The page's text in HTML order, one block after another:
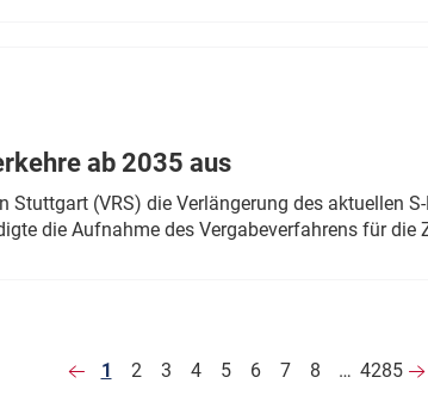
ab 2035 aus
Stuttgart (VRS) die Verlängerung des aktuellen
die Aufnahme des Vergabeverfahrens für die
1 2 3 4 5 6 7 8 … 4285